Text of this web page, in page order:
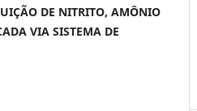
DE NITRITO, AMÔNIO
VIA SISTEMA DE